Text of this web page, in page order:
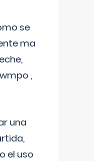
se
ma
,
una
el uso